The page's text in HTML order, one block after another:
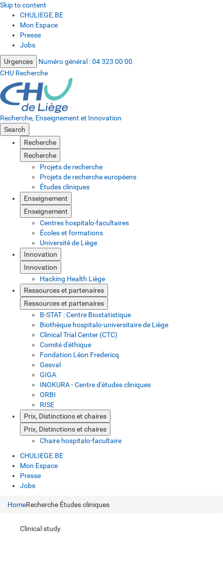
Skip to content
CHULIEGE.BE
Mon Espace
Presse
Jobs
Urgences Numéro général :04 323 00 00
CHU Recherche
Recherche, Enseignement et Innovation
Search
Recherche
Recherche
Projets de recherche
Projets de recherche européens
Études cliniques
Enseignement
Enseignement
Centres hospitalo-facultaires
Écoles et formations
Université de Liège
Innovation
Innovation
Hacking Health Liège
Ressources et partenaires
Ressources et partenaires
B-STAT : Centre Biostatistique
Biothèque hospitalo-universitaire de Liège
Clinical Trial Center (CTC)
Comité d'éthique
Fondation Léon Fredericq
Gesval
GIGA
INOKURA - Centre d'études cliniques
ORBI
RISE
Prix, Distinctions et chaires
Prix, Distinctions et chaires
Chaire hospitalo-facultaire
CHULIEGE.BE
Mon Espace
Presse
Jobs
HomeRecherche Études cliniques
Clinical study